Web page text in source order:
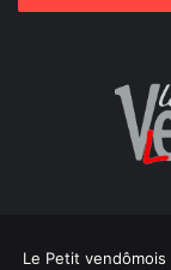
Le Petit